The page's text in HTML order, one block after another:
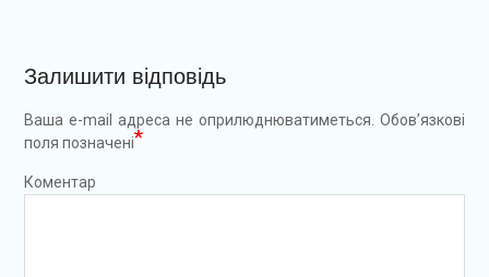
Залишити відповідь
Ваша e-mail адреса не оприлюднюватиметься. Обов’язкові
поля позначені*
Коментар